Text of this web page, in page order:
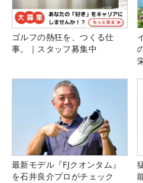
ゴルフの熱狂を、つくる仕
事。｜スタッフ募集中
最新モデル『FJクオンタム』
を石井良介プロがチェック